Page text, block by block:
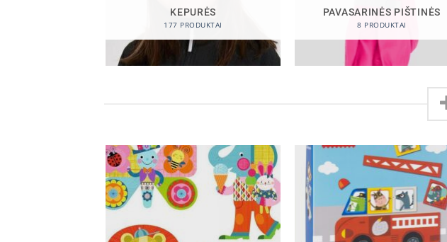
KEPURĖS
177 PRODUKTAI
PAVASARINĖS PIŠTINĖS
8 PRODUKTAI